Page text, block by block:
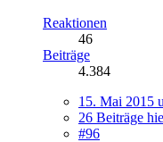
Reaktionen
46
Beiträge
4.384
15. Mai 2015
26 Beiträge
#96